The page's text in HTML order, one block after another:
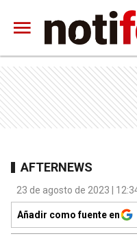
AFTERNEWS
23 de agosto de 2023 |
Añadir como fuente en